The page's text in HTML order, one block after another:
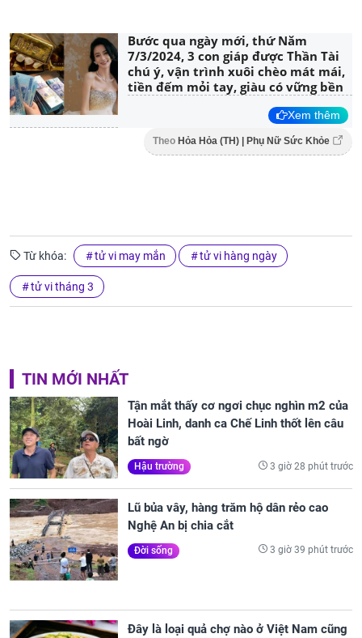
Bước qua ngày mới, thứ Năm
7/3/2024, 3 con giáp được Thần Tài
chú ý, vận trình xuôi chèo mát mái,
tiền đếm mỏi tay, giàu có vững bền
Xem thêm
Theo Hỏa Hỏa (TH) | Phụ Nữ Sức Khỏe
Từ khóa: tử vi may mắn tử vi hàng ngày
tử vi tháng 3
TIN MỚI NHẤT
Tận mắt thấy cơ ngơi chục nghìn m2 của
Hoài Linh, danh ca Chế Linh thốt lên câu
bất ngờ
Hậu trường 3 giờ 28 phút trước
Lũ bủa vây, hàng trăm hộ dân rẻo cao
Nghệ An bị chia cắt
Đời sống 3 giờ 39 phút trước
Đây là loại quả chợ nào ở Việt Nam cũng